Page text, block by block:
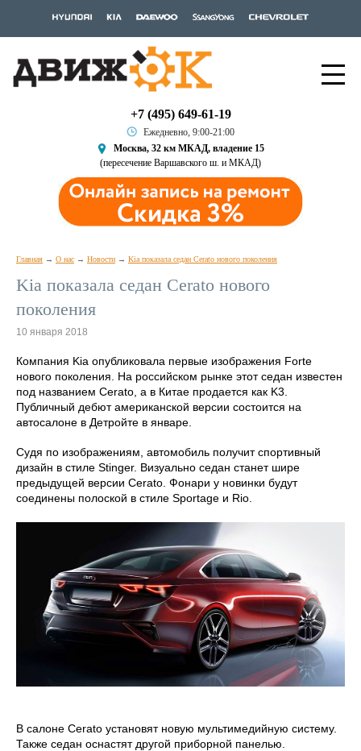
+7 (495) 649-61-19
Ежедневно, 9:00-21:00
Москва, 32 км МКАД, владение 15
(пересечение Варшавского ш. и МКАД)
Главная О нас Новости Kia показала седан Cerato нового поколения
Kia показала седан Cerato нового
поколения
10 января 2018
Компания Kia опубликовала первые изображения Forte
нового поколения. На российском рынке этот седан известен
под названием Cerato, а в Китае продается как K3.
Публичный дебют американской версии состоится на
автосалоне в Детройте в январе.
Судя по изображениям, автомобиль получит спортивный
дизайн в стиле Stinger. Визуально седан станет шире
предыдущей версии Cerato. Фонари у новинки будут
соединены полоской в стиле Sportage и Rio.
В салоне Cerato установят новую мультимедийную систему.
Также седан оснастят другой приборной панелью.